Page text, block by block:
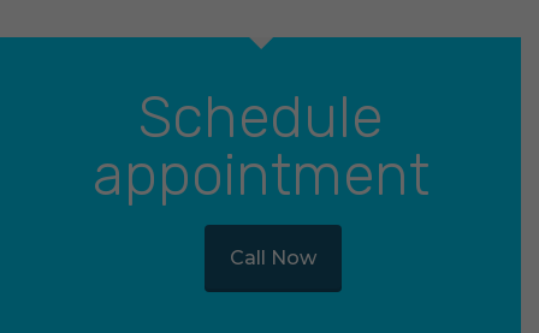
Schedule
appointment
Call Now